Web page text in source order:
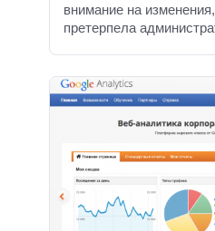
внимание на
претерпела